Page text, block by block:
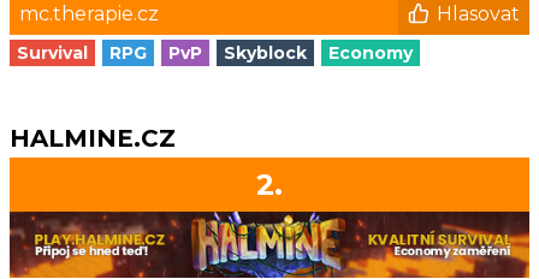
mc.therapie.cz
Hlasovat
Survival RPG PvP Skyblock Economy
HALMINE.CZ
2.